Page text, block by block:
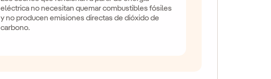
eléctrica no necesitan quemar combustibles fósiles
y no producen emisiones directas de dióxido de
carbono.